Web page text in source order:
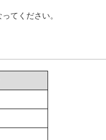
てください。